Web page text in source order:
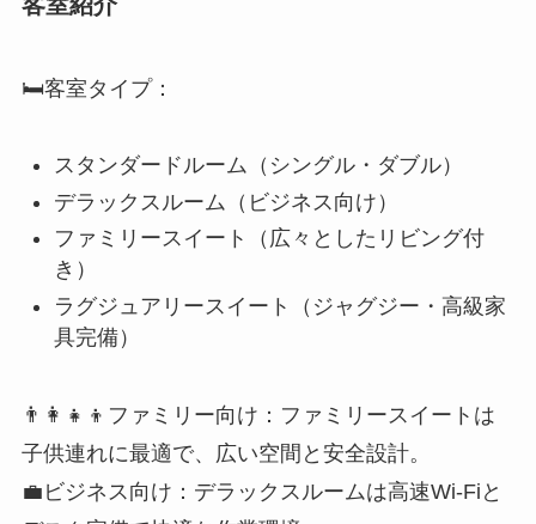
デラックスルーム（ビジネス向け）
ファミリースイート（広々としたリビング付
き）
ラグジュアリースイート（ジャグジー・高級家
具完備）
子供連れに最適で、広い空間と安全設計。
💼ビジネス向け：デラックスルームは高速Wi-Fiと
デスク完備で快適な作業環境。